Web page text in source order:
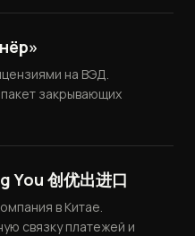
на ВЭД.
закрывающих
You 创优出进口
в Китае.
связку платежей и